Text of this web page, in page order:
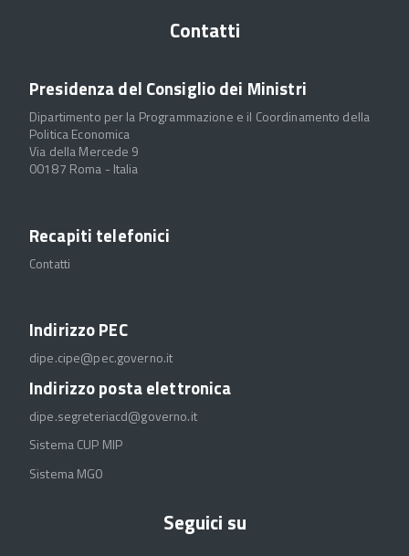
Contatti
Presidenza del Consiglio dei Ministri
Dipartimento per la Programmazione e il Coordinamento della
Politica Economica
Via della Mercede 9
00187 Roma - Italia
Recapiti telefonici
Contatti
Indirizzo PEC
dipe.cipe@pec.governo.it
Indirizzo posta elettronica
dipe.segreteriacd@governo.it
Sistema CUP MIP
Sistema MGO
Seguici su